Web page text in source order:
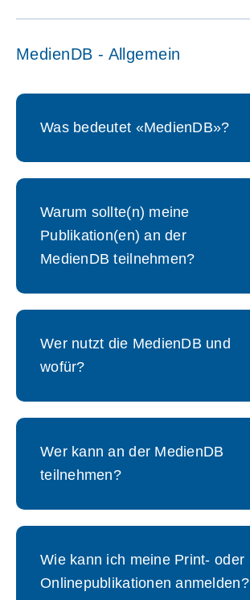
MedienDB - Allgemein
Was bedeutet «MedienDB»?
Warum sollte(n) meine
Publikation(en) an der
MedienDB teilnehmen?
Wer nutzt die MedienDB und
wofür?
Wer kann an der MedienDB
teilnehmen?
Wie kann ich meine Print- oder
Onlinepublikationen anmelden?